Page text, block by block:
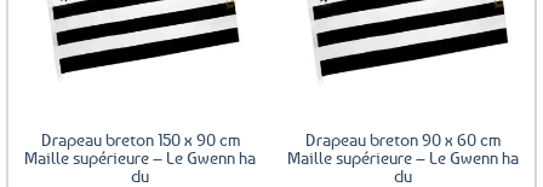
options
peuvent
la
Ajouter
aux
favoris
Drapeau breton 150 x 90 cm
Maille supérieure – Le Gwenn ha
du
Ajouter
aux
favoris
Drapeau breton 90 x 60 cm
Maille supérieure – Le Gwenn ha
du